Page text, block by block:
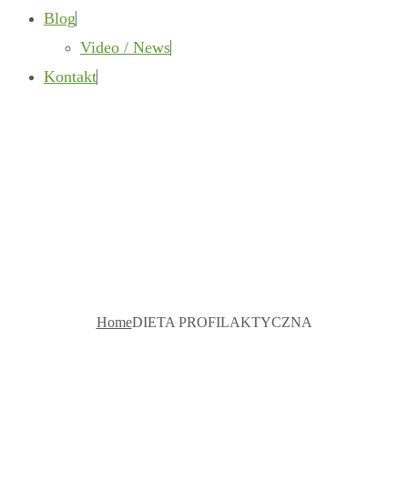
Blog
Video / News
Kontakt
HomeDIETA PROFILAKTYCZNA